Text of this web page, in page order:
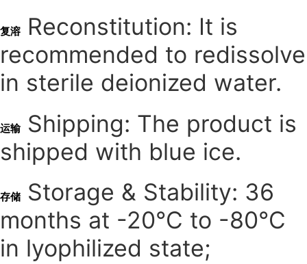
复溶
Reconstitution: It is
recommended to redissolve
in sterile deionized water.
运输Shipping: The product is
shipped with blue ice.
存储
Storage & Stability: 36
months at -20°C to -80°C
in lyophilized state;